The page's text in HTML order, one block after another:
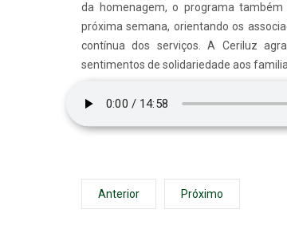
da homenagem, o programa
próxima semana, orientando os
contínua dos serviços. A Ceriluz
sentimentos de solidariedade aos
Anterior Próximo